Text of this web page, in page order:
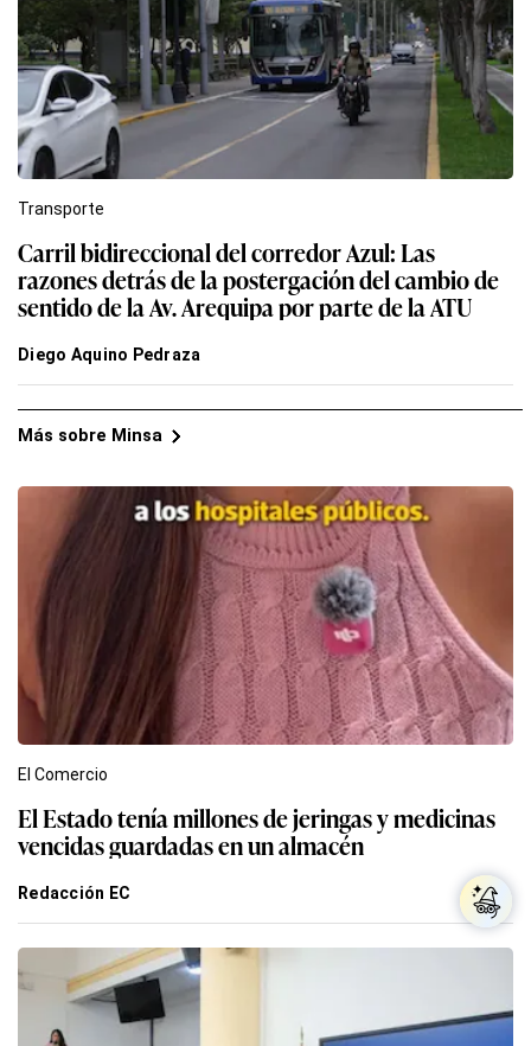
Transporte
Carril bidireccional del corredor Azul: Las
razones detrás de la postergación del cambio de
sentido de la Av. Arequipa por parte de la ATU
Diego Aquino Pedraza
Más sobre Minsa
El Comercio
El Estado tenía millones de jeringas y medicinas
vencidas guardadas en un almacén
Redacción EC